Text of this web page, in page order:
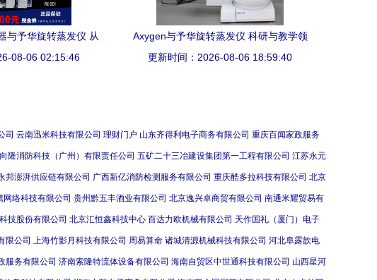
与予华旋转蒸发仪 从
设备的技术解析
08-06 02:15:46
Axygen与予华旋转蒸发仪 科研与教学领
域的得力助手
更新时间：2026-08-06 18:59:40
司 云南迅米科技有限公司 理财门户 山东齐得利电子商务有限公司 重庆百闻家政服务
向隆消防科技（广州）有限责任公司 五矿二十三冶建设集团第一工程有限公司 江苏永元
邦澎湃供应链有限公司 广西新亿消防检测服务有限公司 重庆酷多拉科技有限公司 北京
网络科技有限公司 贵州黔五丰酒业有限公司 北京逸兴卓商贸有限公司 南通米耀贸易有
技股份有限公司 北京汇恒鑫科技中心 百达力欧机械有限公司 天作国礼（厦门）电子
限公司 上海竹影月科技有限公司 周易算命 诸城清源机械科技有限公司 河北阜露歆电
服务有限公司 济南索隆特流体设备有限公司 海南自贸区中世通科技有限公司 山西星河